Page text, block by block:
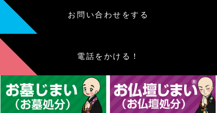
お問い合わせをする
電話をかける！